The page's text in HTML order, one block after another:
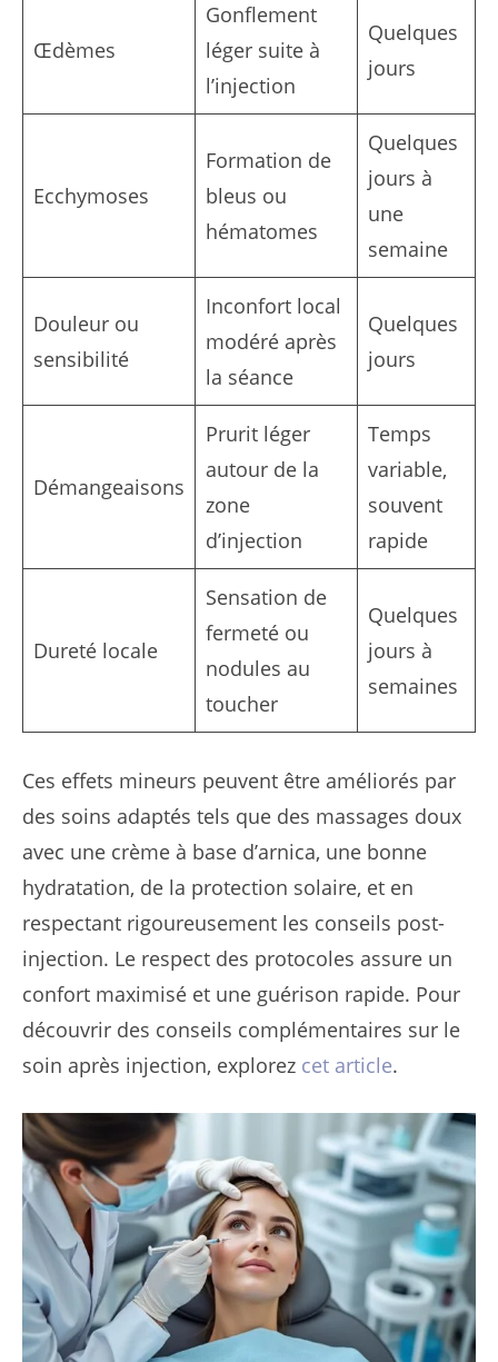
Œdèmes
Gonflement
léger suite à
l’injection
Quelques
jours
Ecchymoses
Formation de
bleus ou
hématomes
Quelques
jours à
une
semaine
Douleur ou
sensibilité
Inconfort local
modéré après
la séance
Quelques
jours
Démangeaisons
Prurit léger
autour de la
zone
d’injection
Temps
variable,
souvent
rapide
Dureté locale
Sensation de
fermeté ou
nodules au
toucher
Quelques
jours à
semaines
Ces effets mineurs peuvent être améliorés par
des soins adaptés tels que des massages doux
avec une crème à base d’arnica, une bonne
hydratation, de la protection solaire, et en
respectant rigoureusement les conseils post-
injection. Le respect des protocoles assure un
confort maximisé et une guérison rapide. Pour
découvrir des conseils complémentaires sur le
soin après injection, explorez cet article.